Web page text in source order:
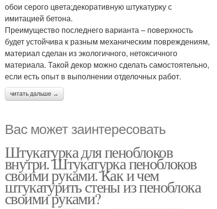
обои серого цвета;декоративную штукатурку с
имитацией бетона.
Преимущество последнего варианта – поверхность
будет устойчива к разным механическим повреждениям,
материал сделан из экологичного, нетоксичного
материала. Такой декор можно сделать самостоятельно,
если есть опыт в выполнении отделочных работ.
читать дальше →
Вас может заинтересовать
Штукатурка для пеноблоков
внутри. Штукатурка пеноблоков
своими руками. Как и чем
штукатурить стены из пеноблока
своими руками?